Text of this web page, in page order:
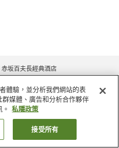
赤坂百夫長經典酒店
房
體驗，並分析我們網站的表
媒體、廣告和分析合作夥伴
私隱政策
接受所有